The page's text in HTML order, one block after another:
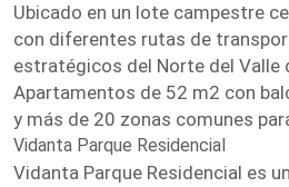
Ubicado en un lote campestre
con diferentes rutas de
estratégicos del Norte del Valle
Apartamentos de 52 m2 con
y más de 20 zonas comunes
Vidanta Parque Residencial
Vidanta Parque Residencial es